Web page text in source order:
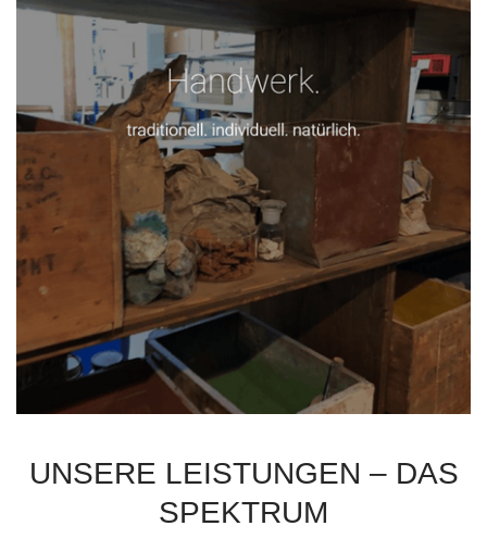
UNSERE LEISTUNGEN – DAS
SPEKTRUM